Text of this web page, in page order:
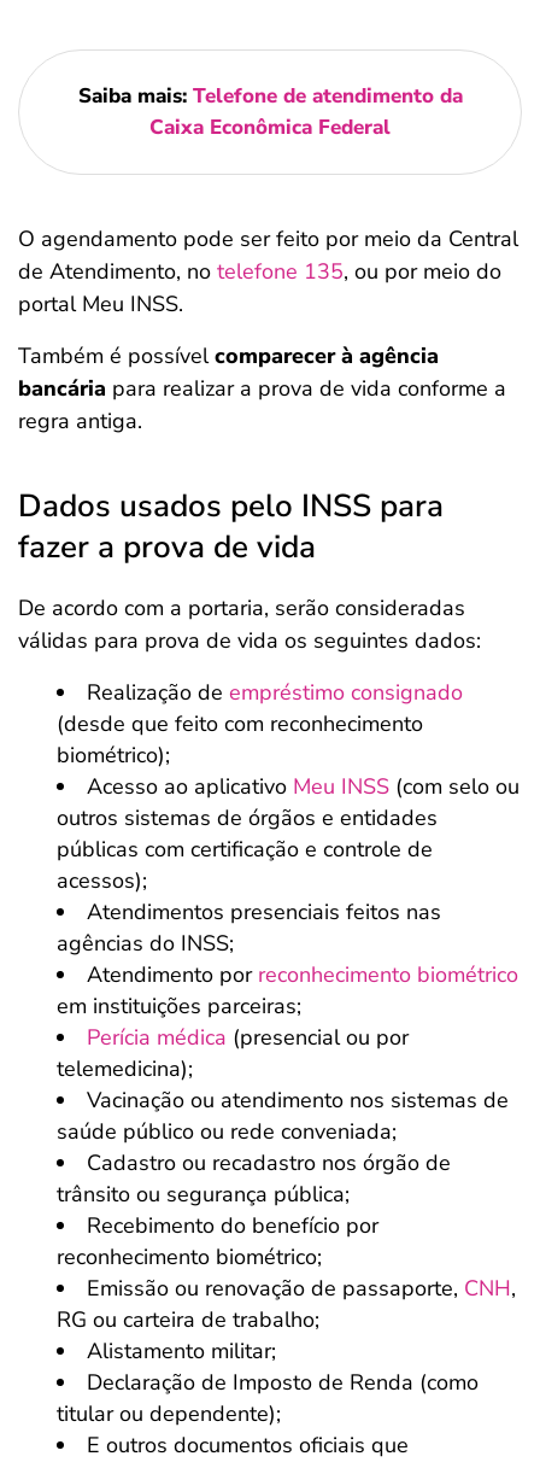
Saiba mais: Telefone de atendimento da
Caixa Econômica Federal
O agendamento pode ser feito por meio da Central
de Atendimento, no telefone 135, ou por meio do
portal Meu INSS.
Também é possívelcomparecer à agência
bancária para realizar a prova de vida conforme a
regra antiga.
Dados usados pelo INSS para
fazer a prova de vida
De acordo com a portaria, serão consideradas
válidas para prova de vida os seguintes dados:
Realização de empréstimo consignado
(desde que feito com reconhecimento
biométrico);
Acesso ao aplicativo Meu INSS (com selo ou
outros sistemas de órgãos e entidades
públicas com certificação e controle de
acessos);
Atendimentos presenciais feitos nas
agências do INSS;
Atendimento por reconhecimento biométrico
em instituições parceiras;
Perícia médica (presencial ou por
telemedicina);
Vacinação ou atendimento nos sistemas de
saúde público ou rede conveniada;
Cadastro ou recadastro nos órgão de
trânsito ou segurança pública;
Recebimento do benefício por
reconhecimento biométrico;
Emissão ou renovação de passaporte, CNH,
RG ou carteira de trabalho;
Alistamento militar;
Declaração de Imposto de Renda (como
titular ou dependente);
E outros documentos oficiais que